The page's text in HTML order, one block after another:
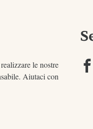
le nostre
Aiutaci con